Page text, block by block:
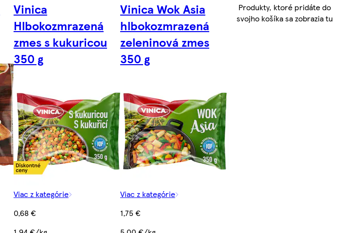
Vinica
Hlbokozmrazená
zmes s kukuricou
350 g
Viac z kategórie
0,68 €
Vinica Wok Asia
hlbokozmrazená
zeleninová zmes
350 g
Viac z kategórie
1,75 €
Produkty, ktoré pridáte do
svojho košíka sa zobrazia tu